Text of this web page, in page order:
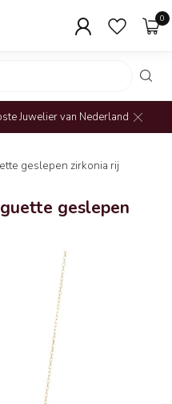
0
Juwelier van Nederland
geslepen zirkonia rij
geslepen